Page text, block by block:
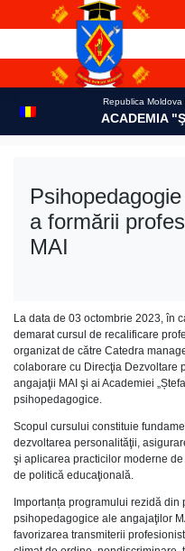
Republica Moldova
ACADEMIA
a formării
MAI
La data de 03 octombrie 2023, în
demarat cursul de recalificare
organizat de către Catedra
colaborare cu Direcţia Dezvoltare
angajaţii MAI şi ai Academiei
psihopedagogice.
Scopul cursului constituie
dezvoltarea personalităţii,
şi aplicarea practicilor moderne
de politică educaţională.
Importanța programului rezidă
psihopedagogice ale angajaţilor
favorizarea transmiterii